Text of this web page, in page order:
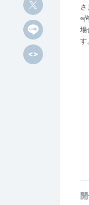
※
場
す